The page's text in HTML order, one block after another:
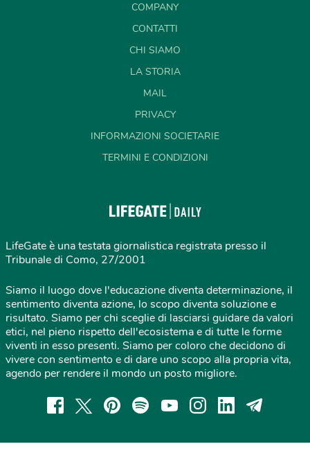
COMPANY
CONTATTI
CHI SIAMO
LA STORIA
MAIL
PRIVACY
INFORMAZIONI SOCIETARIE
TERMINI E CONDIZIONI
LifeGate è una testata giornalistica registrata presso il
Tribunale di Como, 27/2001
Siamo il luogo dove l'educazione diventa determinazione, il
sentimento diventa azione, lo scopo diventa soluzione e
risultato. Siamo per chi sceglie di lasciarsi guidare da valori
etici, nel pieno rispetto dell'ecosistema e di tutte le forme
viventi in esso presenti. Siamo per coloro che decidono di
vivere con sentimento e di dare uno scopo alla propria vita,
agendo per rendere il mondo un posto migliore.